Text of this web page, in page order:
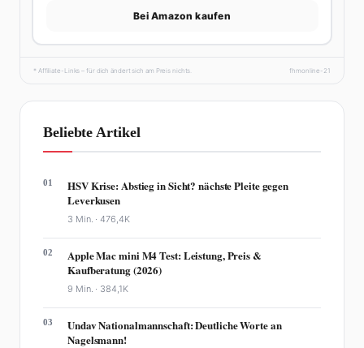
Bei Amazon kaufen
* Affiliate-Links – für dich ändert sich am Preis nichts. fhmonline-21
Beliebte Artikel
01
HSV Krise: Abstieg in Sicht? nächste Pleite gegen
Leverkusen
3 Min. ·476,4K
02
Apple Mac mini M4 Test: Leistung, Preis &
Kaufberatung (2026)
9 Min. · 384,1K
03
Undav Nationalmannschaft: Deutliche Worte an
Nagelsmann!